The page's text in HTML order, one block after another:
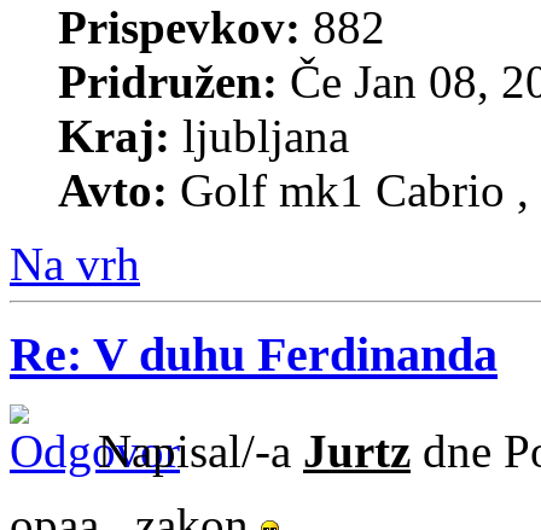
Prispevkov: 882
Pridružen: Če Jan 08,
Kraj: ljubljana
Avto: Golf mk1 Cabrio
Na vrh
Re: V duhu Ferdinanda
Napisal/-a Jurtz dne